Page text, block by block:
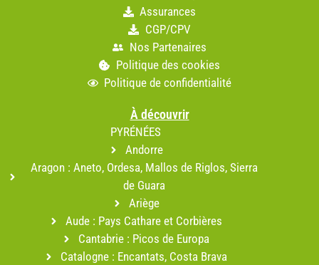
Assurances
CGP/CPV
Nos Partenaires
Politique des cookies
Politique de confidentialité
À découvrir
PYRÉNÉES
Andorre
Aragon : Aneto, Ordesa, Mallos de Riglos, Sierra
de Guara
Ariège
Aude : Pays Cathare et Corbières
Cantabrie : Picos de Europa
Catalogne : Encantats, Costa Brava